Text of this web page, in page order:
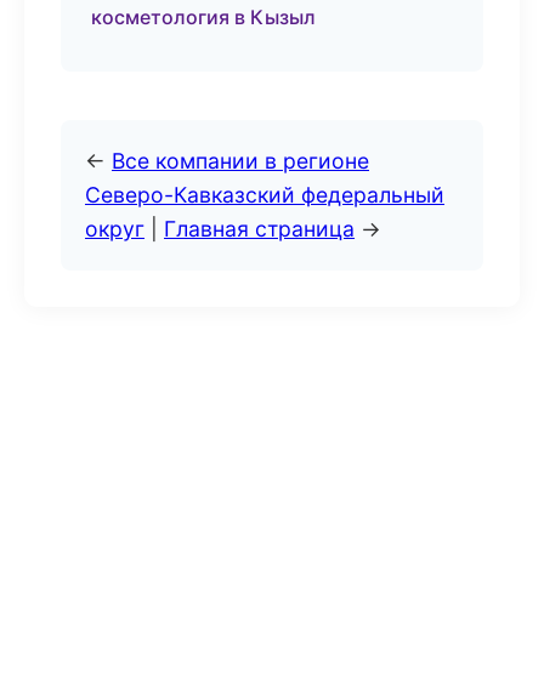
косметология в Кызыл
← Все компании в регионе
Северо-Кавказский федеральный
округ
Главная страница →